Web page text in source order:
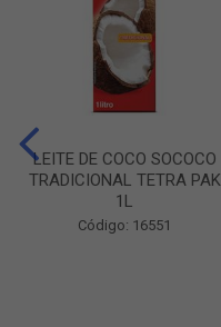
LEITE DE COCO SOCOCO
TRADICIONAL TETRA PAK
1L
Código: 16551